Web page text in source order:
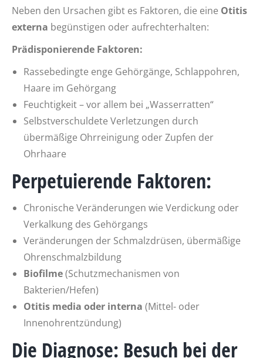
Neben den Ursachen gibt es Faktoren, die eine Otitis
externa begünstigen oder aufrechterhalten:
Prädisponierende Faktoren:
Rassebedingte enge Gehörgänge, Schlappohren,
Haare im Gehörgang
Feuchtigkeit – vor allem bei „Wasserratten“
Selbstverschuldete Verletzungen durch
übermäßige Ohrreinigung oder Zupfen der
Ohrhaare
Perpetuierende Faktoren:
Chronische Veränderungen wie Verdickung oder
Verkalkung des Gehörgangs
Veränderungen der Schmalzdrüsen, übermäßige
Ohrenschmalzbildung
Biofilme(Schutzmechanismen von
Bakterien/Hefen)
Otitis media oder interna (Mittel- oder
Innenohrentzündung)
Die Diagnose: Besuch bei der